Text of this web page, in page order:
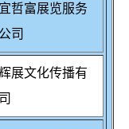
宜哲富展览服务
司
展文化传播有